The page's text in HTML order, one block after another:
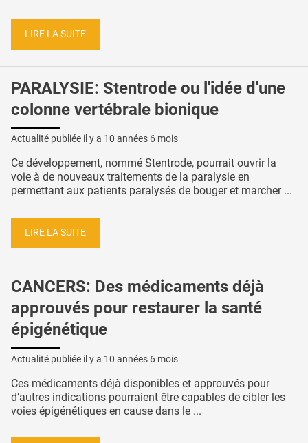
LIRE LA SUITE
PARALYSIE: Stentrode ou l'idée d'une
colonne vertébrale bionique
Actualité publiée il y a 10 années 6 mois
Ce développement, nommé Stentrode, pourrait ouvrir la
voie à de nouveaux traitements de la paralysie en
permettant aux patients paralysés de bouger et marcher ...
LIRE LA SUITE
CANCERS: Des médicaments déjà
approuvés pour restaurer la santé
épigénétique
Actualité publiée il y a 10 années 6 mois
Ces médicaments déjà disponibles et approuvés pour
d’autres indications pourraient être capables de cibler les
voies épigénétiques en cause dans le ...